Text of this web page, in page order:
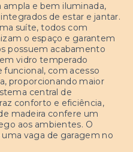
e bem iluminada,
de estar e jantar.
suíte, todos com
o espaço e garantem
possuem acabamento
vidro temperado
funcional, com acesso
proporcionando maior
central de
conforto e eficiência,
madeira confere um
aos ambientes. O
vaga de garagem no